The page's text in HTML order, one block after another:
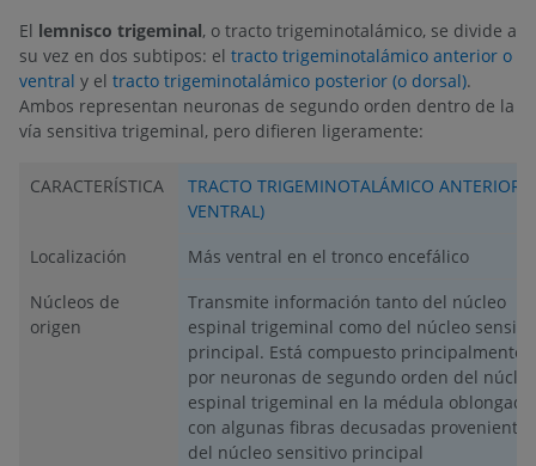
El lemnisco trigeminal, o tracto trigeminotalámico, se divide a
su vez en dos subtipos: el tracto trigeminotalámico anterior o
ventral y el tracto trigeminotalámico posterior (o dorsal).
Ambos representan neuronas de segundo orden dentro de la
vía sensitiva trigeminal, pero difieren ligeramente:
CARACTERÍSTICA
TRACTO TRIGEMINOTALÁMICO ANTERIOR
VENTRAL)
Localización
Más ventral en el tronco encefálico
Núcleos de
origen
Transmite información tanto del núcleo
espinal trigeminal como del núcleo
principal. Está compuesto principalmente
por neuronas de segundo orden del núcleo
espinal trigeminal en la médula oblongada,
con algunas fibras decusadas provenientes
del núcleo sensitivo principal